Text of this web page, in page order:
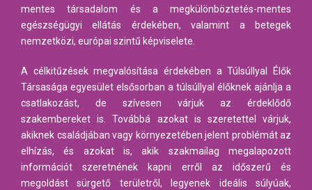
mentes társadalom és a megkülönböztetés-mentes
egészségügyi ellátás érdekében, valamint a betegek
nemzetközi, európai szintű képviselete.
A célkitűzések megvalósítása érdekében a Túlsúllyal Élők
Társasága egyesület elsősorban a túlsúllyal élőknek ajánlja a
csatlakozást, de szívesen várjuk az érdeklődő
szakembereket is. Továbbá azokat is szeretettel várjuk,
akiknek családjában vagy környezetében jelent problémát az
elhízás, és azokat is, akik szakmailag megalapozott
információt szeretnének kapni erről az időszerű és
megoldást sürgető területről, legyenek ideális súlyúak,